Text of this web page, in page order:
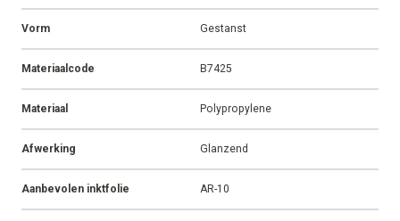
Vorm Gestanst
Materiaalcode B7425
Materiaal Polypropylene
Afwerking Glanzend
Aanbevolen inktfolie AR-10